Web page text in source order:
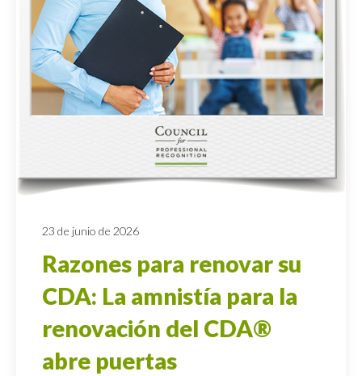
23 de junio de 2026
Razones para renovar su
CDA: La amnistía para la
renovación del CDA®
abre puertas